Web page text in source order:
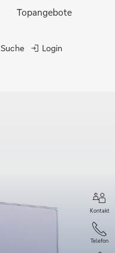
Topangebote
Suche Login
Kontakt
Telefon